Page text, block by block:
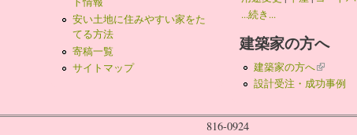
安い土地に住みやすい家をた
てる方法
寄稿一覧
サイトマップ
...続き...
建築家の方へ
建築家の方へ(link is
設計受注・成功事例
816-0924